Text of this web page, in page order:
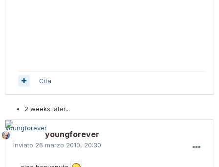
Cita
2 weeks later...
youngforever
Inviato 26 marzo 2010, 20:30